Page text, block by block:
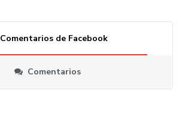
Comentarios de Facebook
Comentarios